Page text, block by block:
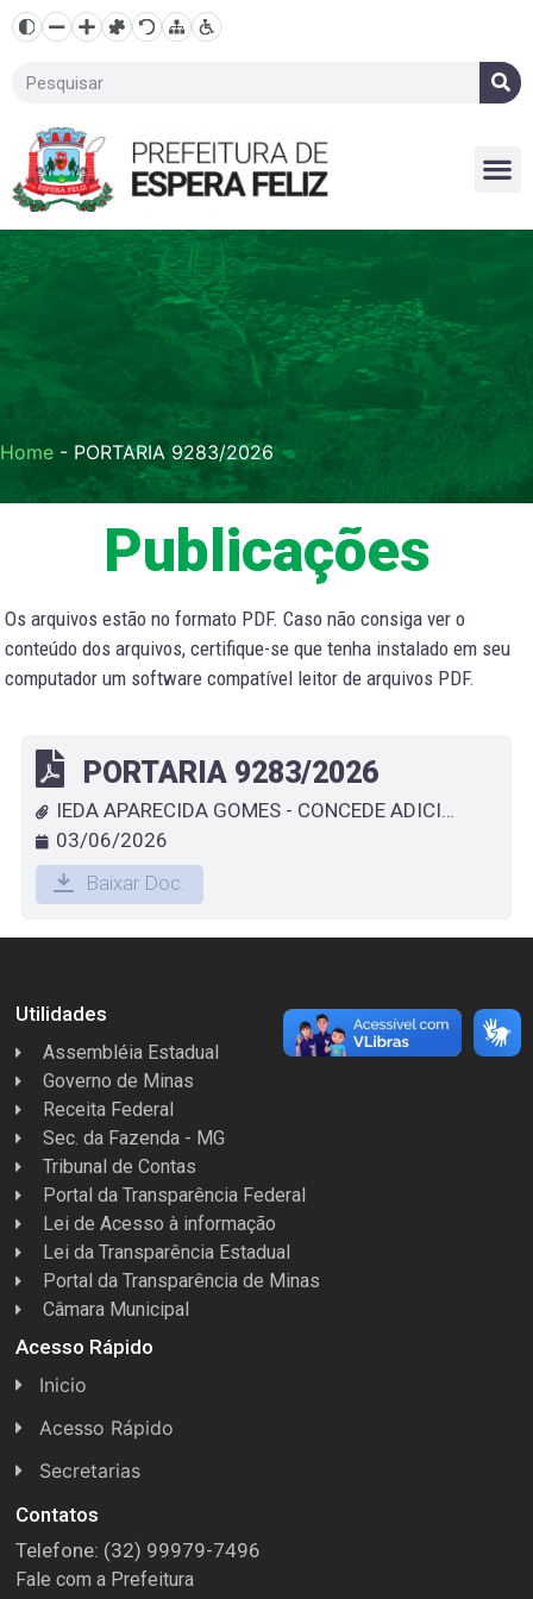
Home - PORTARIA 9283/2026
Publicações
Os arquivos estão no formato PDF. Caso não consiga ver o
conteúdo dos arquivos, certifique-se que tenha instalado em seu
computador um software compatível leitor de arquivos PDF.
PORTARIA 9283/2026
IEDA APARECIDA GOMES - CONCEDE ADICIONAL POR TEMPO DE SERVIÇO AO FUNCIONÁRIO QUE ESPECIFICA
03/06/2026
Baixar Doc.
Utilidades
Assembléia Estadual
Governo de Minas
Receita Federal
Sec. da Fazenda - MG
Tribunal de Contas
Portal da Transparência Federal
Lei de Acesso à informação
Lei da Transparência Estadual
Portal da Transparência de Minas
Câmara Municipal
Acesso Rápido
Inicio
Acesso Rápido
Concursos
Conselhos
Espera Feliz Antigamente
Secretarias
Licitações
Secretaria de Esportes
Contatos
Telefone: (32) 99979-7496
Fale com a Prefeitura